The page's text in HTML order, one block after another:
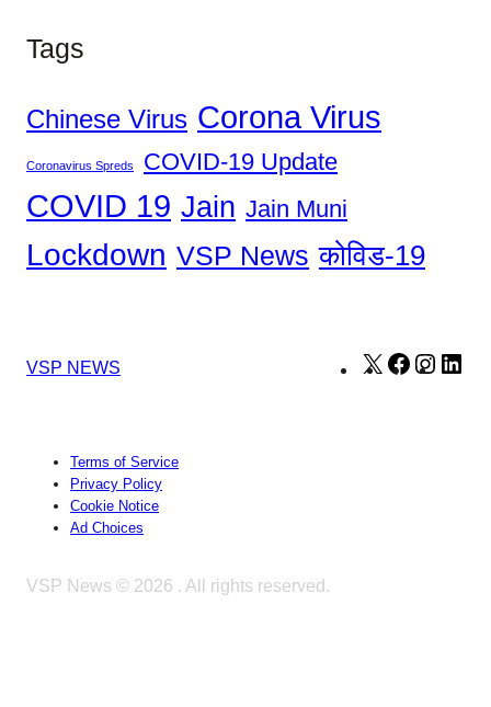
Tags
Chinese Virus Corona Virus
Coronavirus Spreds COVID-19 Update
COVID 19 Jain Jain Muni
Lockdown VSP News कोविड-19
VSP NEWS X Facebook
Terms of Service
Privacy Policy
Cookie Notice
Ad Choices
VSP News © 2026 . All rights reserved.